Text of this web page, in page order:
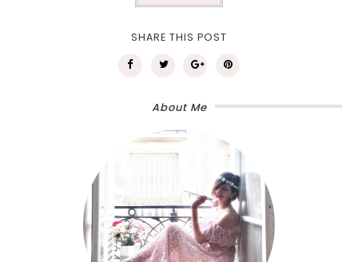
SHARE THIS POST
About Me